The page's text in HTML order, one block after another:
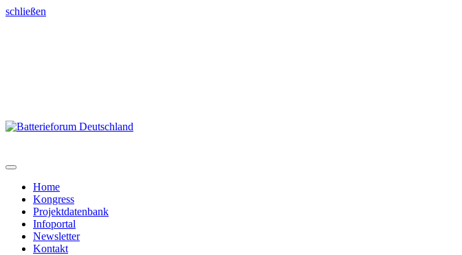
schließen
Home
Kongress
Projektdatenbank
Infoportal
Newsletter
Kontakt